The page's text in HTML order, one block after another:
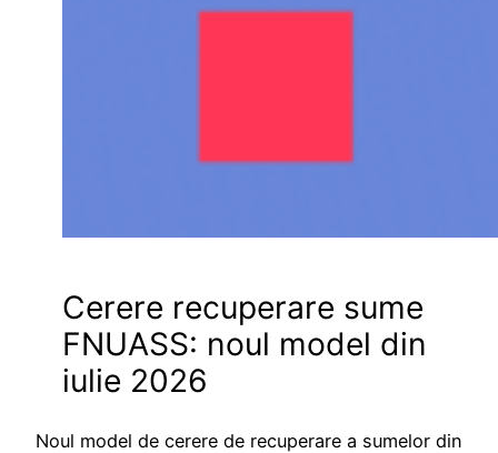
Cerere recuperare sume
FNUASS: noul model din
iulie 2026
Noul model de cerere de recuperare a sumelor din